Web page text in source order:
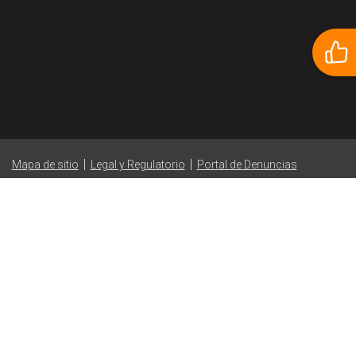
Mapa de sitio | Legal y Regulatorio | Portal de Denuncias